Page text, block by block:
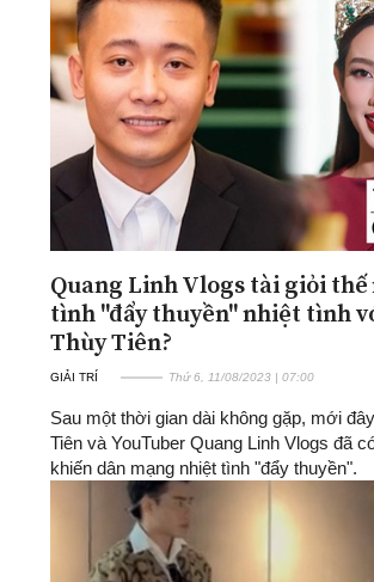
ĐA CHIỀU
Quan điểm
Xi nhan Trái Phải
Bạn đọc viết
Quang Linh Vlogs tài giỏi thế
tình "đẩy thuyền" nhiệt tình
Thùy Tiên?
GIẢI TRÍ Thứ 6, 11/08/2023 | 07:00
Sau một thời gian dài không gặp, mới
Tiên và YouTuber Quang Linh Vlogs đã
khiến dân mạng nhiệt tình "đẩy thuyền".